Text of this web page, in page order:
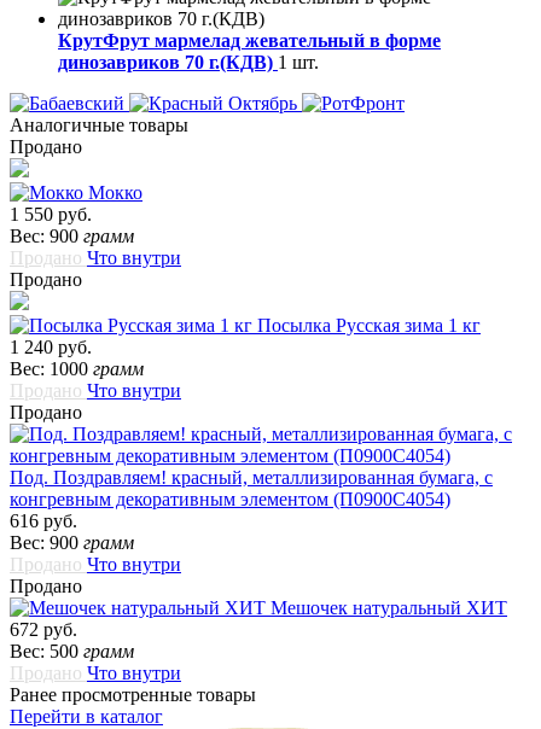
КрутФрут мармелад жевательный в форме
динозавриков 70 г.(КДВ) 1 шт.
Аналогичные товары
Продано
Мокко
1 550 руб.
Вес: 900 грамм
Продано Что внутри
Продано
Посылка Русская зима 1 кг
1 240 руб.
Вес: 1000 грамм
Продано Что внутри
Продано
Под. Поздравляем! красный, металлизированная бумага, с
конгревным декоративным элементом (П0900С4054)
616 руб.
Вес: 900 грамм
Продано Что внутри
Продано
Мешочек натуральный ХИТ
672 руб.
Вес: 500 грамм
Продано Что внутри
Ранее просмотренные товары
Перейти в каталог